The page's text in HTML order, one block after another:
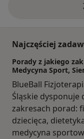
Najczęściej
Porady z jakiego
Medycyna Sport,
BlueBall
Śląskie dysponuje
zakresach porad:
dziecięca,
medycyna